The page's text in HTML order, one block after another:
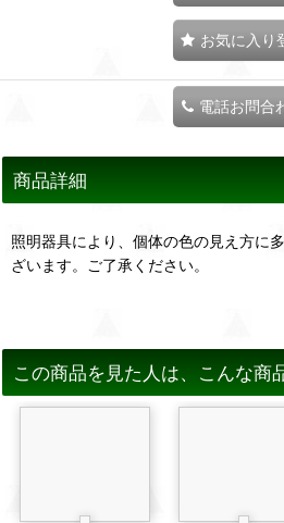
お気に入り
電話お問合
商品詳細
照明器具により、個体の色の見え方に
ざいます。ご了承ください。
この商品を見た人は、こんな商